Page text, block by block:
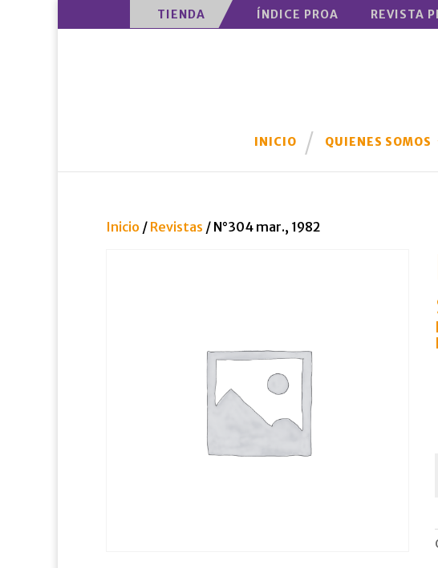
TIENDA ÍNDICE PROA REVISTA
INICIO QUIENES SOMOS
Inicio / Revistas / N°304 mar., 1982